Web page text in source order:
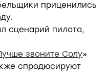
приценились
сценарий пилота,
звоните Солу»
спродюсируют